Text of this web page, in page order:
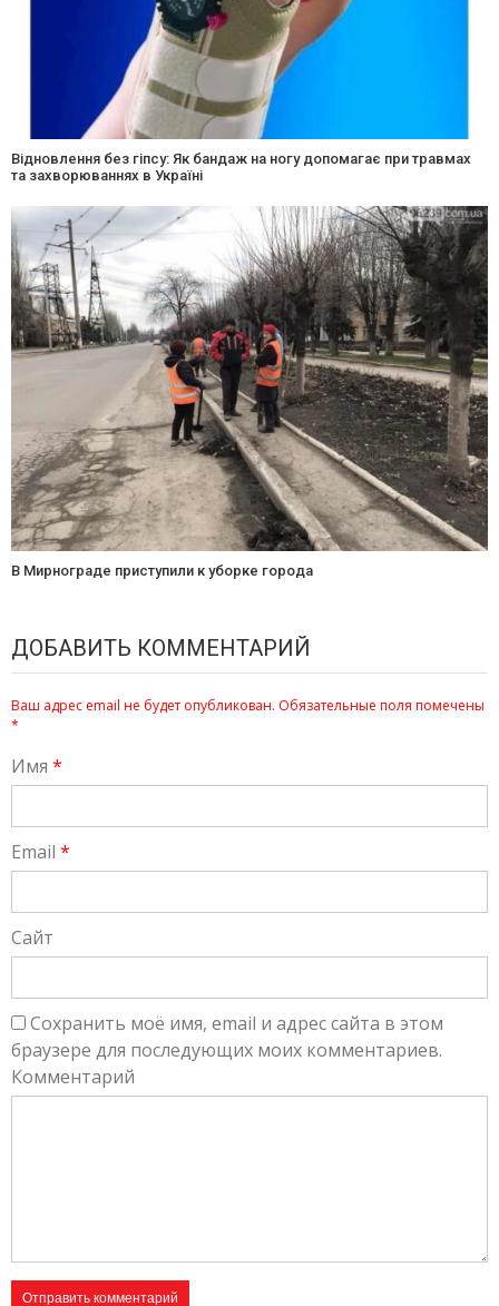
Відновлення без гіпсу: Як бандаж на ногу допомагає при травмах
та захворюваннях в Україні
В Мирнограде приступили к уборке города
ДОБАВИТЬ КОММЕНТАРИЙ
Ваш адрес email не будет опубликован. Обязательные поля помечены
*
Имя *
Email *
Сайт
Сохранить моё имя, email и адрес сайта в этом
браузере для последующих моих комментариев.
Комментарий